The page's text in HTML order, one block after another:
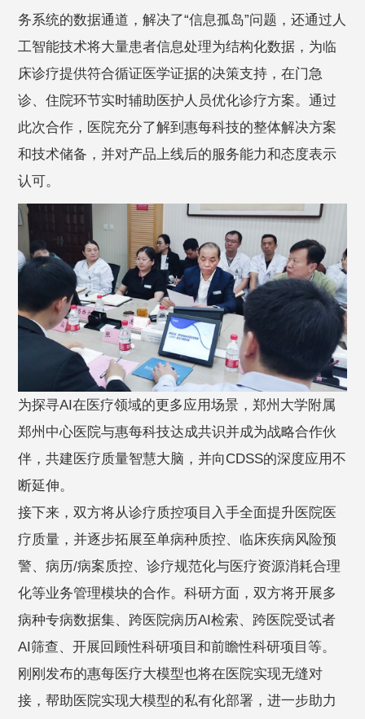
务系统的数据通道，解决了“信息孤岛”问题，还通过人
工智能技术将大量患者信息处理为结构化数据，为临
床诊疗提供符合循证医学证据的决策支持，在门急
诊、住院环节实时辅助医护人员优化诊疗方案。通过
此次合作，医院充分了解到惠每科技的整体解决方案
和技术储备，并对产品上线后的服务能力和态度表示
认可。
为探寻AI在医疗领域的更多应用场景，郑州大学附属
郑州中心医院与惠每科技达成共识并成为战略合作伙
伴，共建医疗质量智慧大脑，并向CDSS的深度应用不
断延伸。
接下来，双方将从诊疗质控项目入手全面提升医院医
疗质量，并逐步拓展至单病种质控、临床疾病风险预
警、病历/病案质控、诊疗规范化与医疗资源消耗合理
化等业务管理模块的合作。科研方面，双方将开展多
病种专病数据集、跨医院病历AI检索、跨医院受试者
AI筛查、开展回顾性科研项目和前瞻性科研项目等。
刚刚发布的惠每医疗大模型也将在医院实现无缝对
接，帮助医院实现大模型的私有化部署，进一步助力